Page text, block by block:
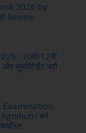
2026 by
Review
: 10वीं/12वीं
सुपरिंटेंडेंट पदों
Examination
बने